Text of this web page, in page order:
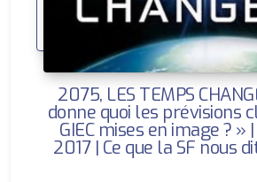
2075, LES TEMPS
donne quoi les prévisions
GIEC mises en image ? »
2017 | Ce que la SF nous